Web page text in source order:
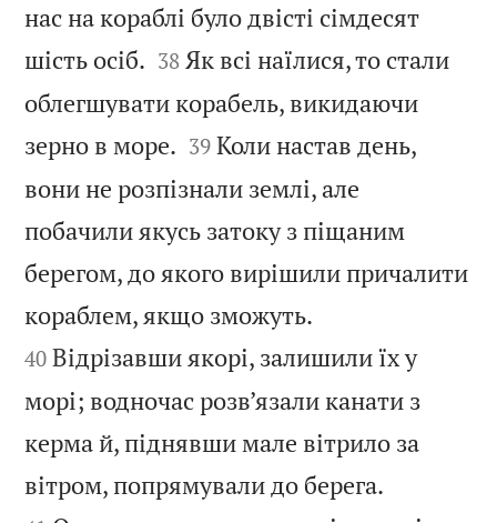
нас на кораблі було двісті сімдесят
шість осіб. 

38 Як всі наїлися, то стали
облегшувати корабель, викидаючи
зерно в море. 

39 Коли настав день,
вони не розпізнали землі, але
побачили якусь затоку з піщаним
берегом, до якого вирішили причалити
кораблем, якщо зможуть.
40 Відрізавши якорі, залишили їх у
морі; водночас розв’язали канати з
керма й, піднявши мале вітрило за
вітром, попрямували до берега.